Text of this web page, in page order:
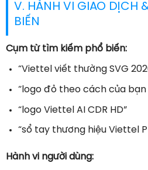
V. HÀNH VI GIAO DỊCH
BIẾN
Cụm từ tìm kiếm phổ biến:
“Viettel viết thường SVG
“logo đỏ theo cách của
“logo Viettel AI CDR HD”
“sổ tay thương hiệu Viettel
Hành vi người dùng: